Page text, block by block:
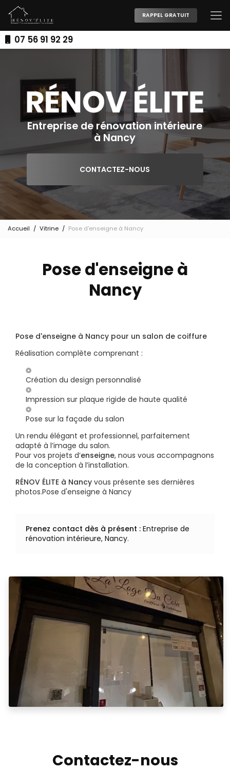
au
contenu
principal07 56 91 92 29
RAPPEL GRATUIT
Entreprise de rénovation intérieure
à Nancy
CONTACTEZ-NOUS
Accueil Vitrine Pose d'enseigne à Nancy
Pose d'enseigne à
Nancy
Pose d'enseigne à Nancy pour un salon de coiffure
Réalisation complète comprenant :
Création du design personnalisé
Impression sur plaque rigide de haute qualité
Pose sur la façade du salon
Un rendu élégant et professionnel, parfaitement
adapté à l’image du salon.
Pour vos projets d’enseigne, nous vous accompagnons
de la conception à l’installation.
RÉNOV ÉLITE à Nancy vous présente ses dernières
photos.Pose d'enseigne à Nancy
Prenez contact dès à présent : Entreprise de
rénovation intérieure, Nancy.
Contactez-nous